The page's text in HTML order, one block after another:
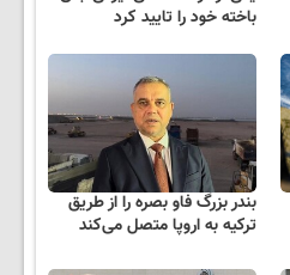
باخته خود را تایید کرد
بندر بزرگ فاو بصره را از طریق
ترکیه به اروپا متصل می‌کند